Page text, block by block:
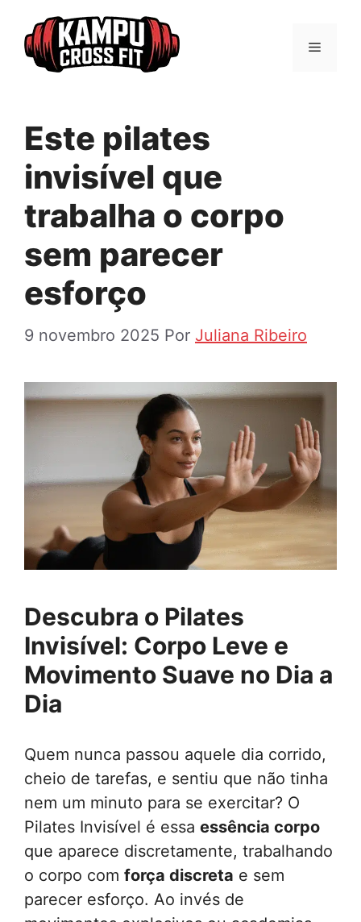
para
Menu
Este pilates
invisível que
trabalha o corpo
sem parecer
esforço
9 novembro 2025 Por Juliana Ribeiro
Descubra o Pilates
Invisível: Corpo Leve e
Movimento Suave no Dia a
Dia
Quem nunca passou aquele dia corrido,
cheio de tarefas, e sentiu que não tinha
nem um minuto para se exercitar? O
Pilates Invisível é essa essência corpo
que aparece discretamente, trabalhando
o corpo com força discreta e sem
parecer esforço. Ao invés de